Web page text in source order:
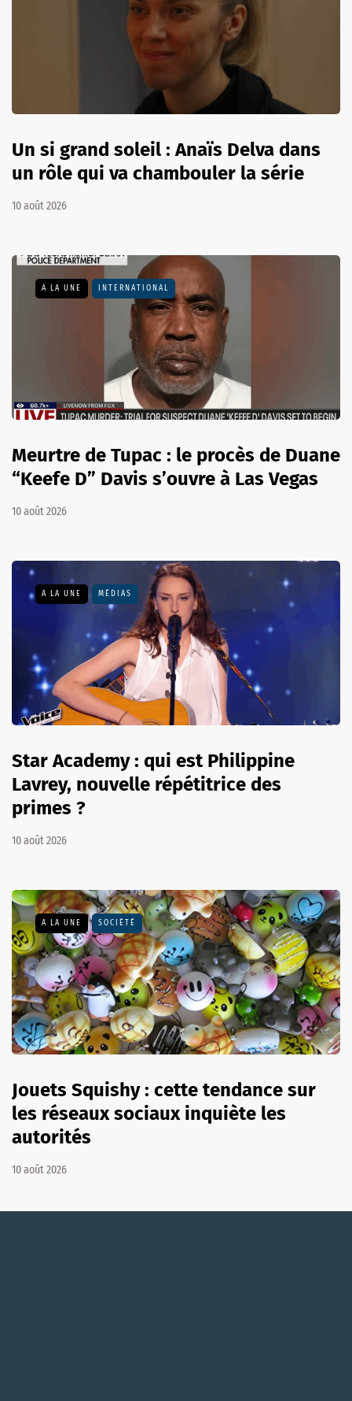
Un si grand soleil : Anaïs Delva dans
un rôle qui va chambouler la série
10 août 2026
A LA UNE INTERNATIONAL
Meurtre de Tupac : le procès de Duane
“Keefe D” Davis s’ouvre à Las Vegas
10 août 2026
A LA UNE MÉDIAS
Star Academy : qui est Philippine
Lavrey, nouvelle répétitrice des
primes ?
10 août 2026
A LA UNE SOCIÉTÉ
Jouets Squishy : cette tendance sur
les réseaux sociaux inquiète les
autorités
10 août 2026